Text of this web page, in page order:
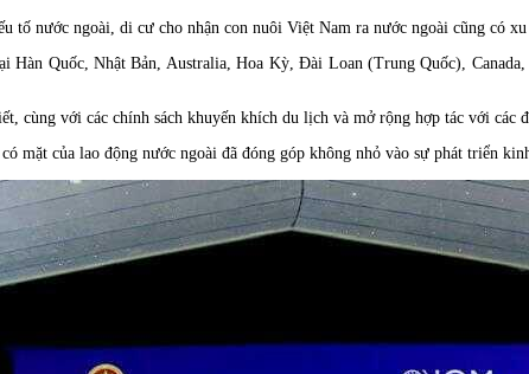
nước ngoài, di cư cho nhận con nuôi Việt Nam ra nước ngoài cũng có
Hàn Quốc, Nhật Bản, Australia, Hoa Kỳ, Đài Loan (Trung Quốc),
cùng với các chính sách khuyến khích du lịch và mở rộng hợp tác với
mặt của lao động nước ngoài đã đóng góp không nhỏ vào sự phát triển